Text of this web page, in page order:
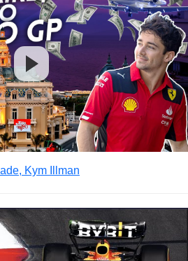
Kym Illman